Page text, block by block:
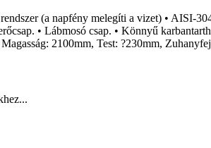
(a napfény melegíti a vizet) • AISI-
• Lábmosó csap. • Könnyű
2100mm, Test: ?230mm,